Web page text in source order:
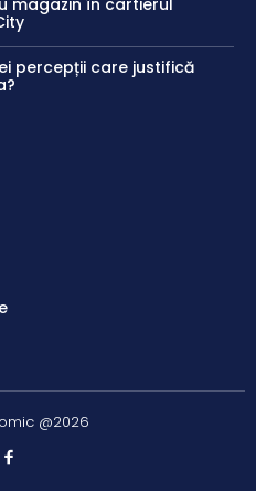
magazin în cartierul
percepții care justifică
@2026